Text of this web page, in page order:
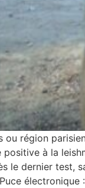
ou région
à la
le dernier